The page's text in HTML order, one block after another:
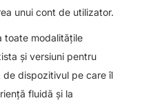
unui cont de utilizator.
toate modalitățile
și versiuni pentru
de dispozitivul pe care îl
fluidă și la